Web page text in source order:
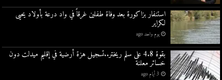
استنفار بزاكورة بعد وفاة طفلين غرقاً في واد درعة بأولاد يحيى
لكراير
يوم واحد ago
بقوة 4.8 على سلم ريختر..تسجيل هزة أرضية في إقليم ميدلت دون
خسائر معلنة
3 أيام ago